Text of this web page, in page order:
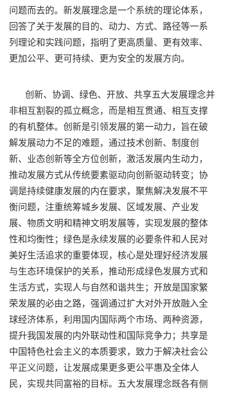
问题而去的。新发展理念是一个系统的理论体系，
回答了关于发展的目的、动力、方式、路径等一系
列理论和实践问题，指明了更高质量、更有效率、
更加公平、更可持续、更为安全的发展方向。
创新、协调、绿色、开放、共享五大发展理念并
非相互割裂的孤立概念，而是相互贯通、相互支撑
的有机整体。创新是引领发展的第一动力，旨在破
解发展动力不足的难题，通过技术创新、制度创
新、业态创新等全方位创新，激活发展内生动力，
推动发展方式从传统要素驱动向创新驱动转变；协
调是持续健康发展的内在要求，聚焦解决发展不平
衡问题，注重统筹城乡发展、区域发展、产业发
展、物质文明和精神文明发展等，实现发展的整体
性和均衡性；绿色是永续发展的必要条件和人民对
美好生活追求的重要体现，核心是处理好经济发展
与生态环境保护的关系，推动形成绿色发展方式和
生活方式，实现人与自然和谐共生；开放是国家繁
荣发展的必由之路，强调通过扩大对外开放融入全
球经济体系，利用国内国际两个市场、两种资源，
提升我国发展的内外联动性和国际竞争力；共享是
中国特色社会主义的本质要求，致力于解决社会公
平正义问题，让发展成果更多更公平惠及全体人
民，实现共同富裕的目标。五大发展理念既各有侧